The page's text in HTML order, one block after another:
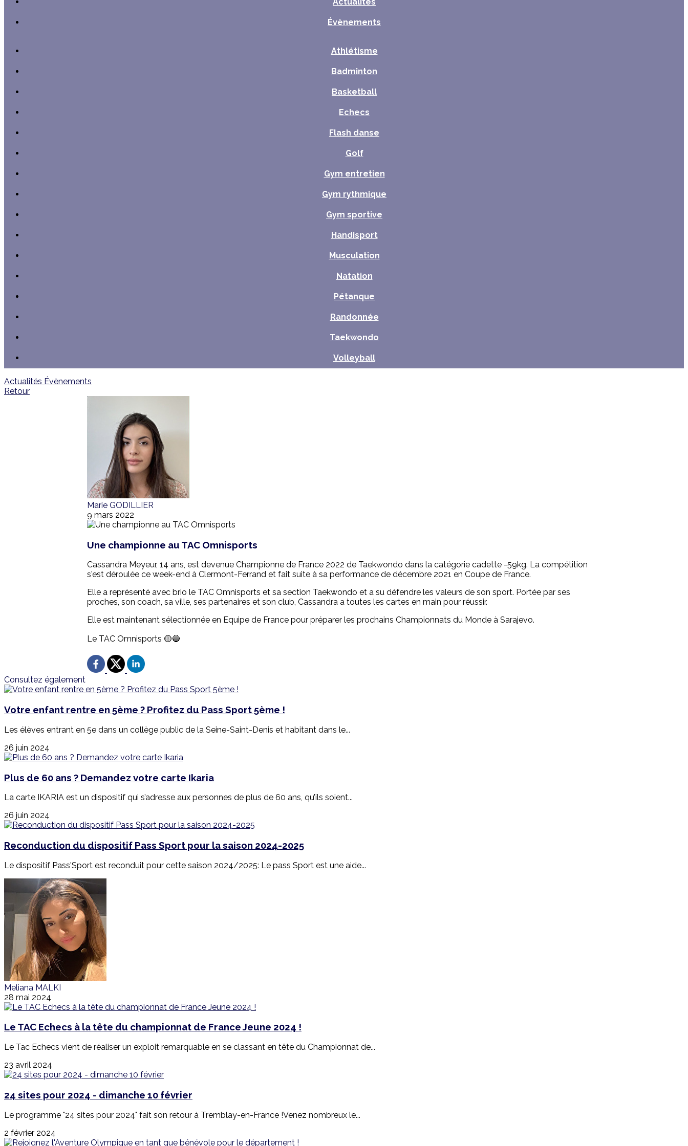
Évènements
Athlétisme
Badminton
Basketball
Echecs
Flash danse
Golf
Gym entretien
Gym rythmique
Gym sportive
Handisport
Musculation
Natation
Pétanque
Randonnée
Taekwondo
Volleyball
Actualités Évènements
Retour
Marie GODILLIER
9 mars 2022
Une championne au TAC Omnisports
Cassandra Meyeur, 14 ans, est devenue Championne de France 2022 de Taekwondo dans la catégorie cadette -59kg. La compétition
s'est déroulée ce week-end à Clermont-Ferrand et fait suite à sa performance de décembre 2021 en Coupe de France.
Elle a représenté avec brio le TAC Omnisports et sa section Taekwondo et a su défendre les valeurs de son sport. Portée par ses
proches, son coach, sa ville, ses partenaires et son club, Cassandra a toutes les cartes en main pour réussir.
Elle est maintenant sélectionnée en Equipe de France pour préparer les prochains Championnats du Monde à Sarajevo.
Le TAC Omnisports 🟡🔵
Consultez également
Votre enfant rentre en 5ème ? Profitez du Pass Sport 5ème !
Les élèves entrant en 5e dans un collège public de la Seine-Saint-Denis et habitant dans le...
26 juin 2024
Plus de 60 ans ? Demandez votre carte Ikaria
La carte IKARIA est un dispositif qui s’adresse aux personnes de plus de 60 ans, qu’ils soient...
26 juin 2024
Reconduction du dispositif Pass Sport pour la saison 2024-2025
Le dispositif Pass'Sport est reconduit pour cette saison 2024/2025: Le pass Sport est une aide...
Meliana MALKI
28 mai 2024
Le TAC Echecs à la tête du championnat de France Jeune 2024 !
Le Tac Echecs vient de réaliser un exploit remarquable en se classant en tête du Championnat de...
23 avril 2024
24 sites pour 2024 - dimanche 10 février
Le programme "24 sites pour 2024" fait son retour à Tremblay-en-France !Venez nombreux le...
2 février 2024